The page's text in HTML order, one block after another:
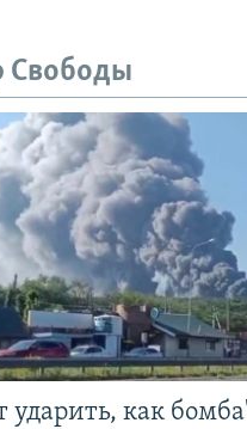
Свободы
как